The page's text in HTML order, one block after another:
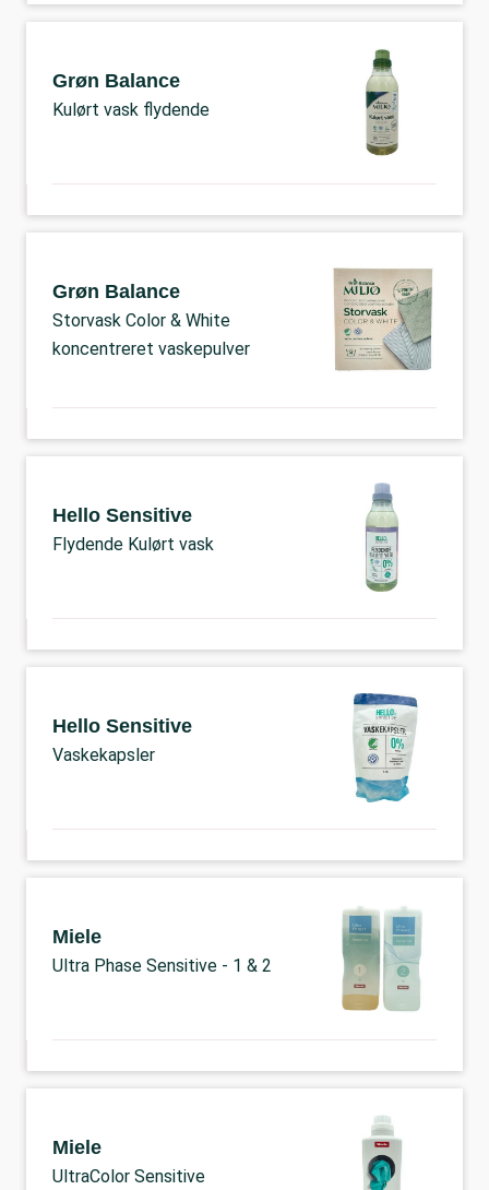
Grøn Balance
Kulørt vask flydende
Grøn Balance
Storvask Color & White
koncentreret vaskepulver
Hello Sensitive
Flydende Kulørt vask
Hello Sensitive
Vaskekapsler
Miele
Ultra Phase Sensitive - 1 & 2
Miele
UltraColor Sensitive